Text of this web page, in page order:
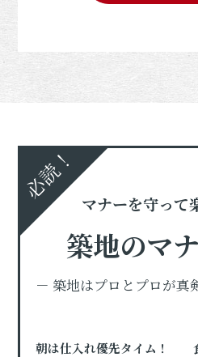
必読！
マナーを守って
築地のマ
－ 築地はプロとプロが真
朝は仕入れ優先タイム！